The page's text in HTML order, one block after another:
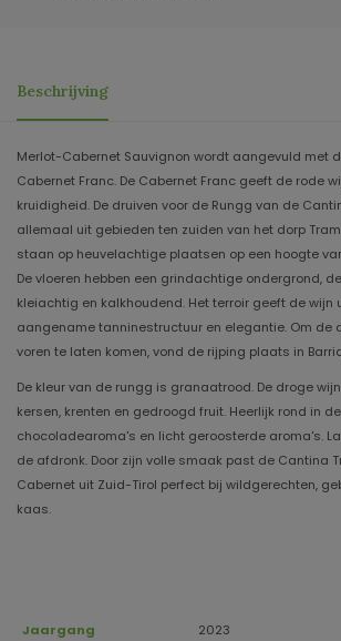
Beschrijving
Merlot-Cabernet Sauvignon wordt aangevuld met
Cabernet Franc. De Cabernet Franc geeft de rode
kruidigheid. De druiven voor de Rungg van de
allemaal uit gebieden ten zuiden van het dorp
staan ​​op heuvelachtige plaatsen op een hoogte
De vloeren hebben een grindachtige ondergrond,
kleiachtig en kalkhoudend. Het terroir geeft de wijn
aangename tanninestructuur en elegantie. Om de
voren te laten komen, vond de rijping plaats in
De kleur van de rungg is granaatrood. De droge
kersen, krenten en gedroogd fruit. Heerlijk rond in
chocoladearoma's en licht geroosterde aroma's.
de afdronk. Door zijn volle smaak past de Cantina
Cabernet uit Zuid-Tirol perfect bij wildgerechten,
kaas.
Jaargang 2023